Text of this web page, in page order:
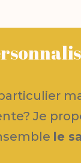
Je
le